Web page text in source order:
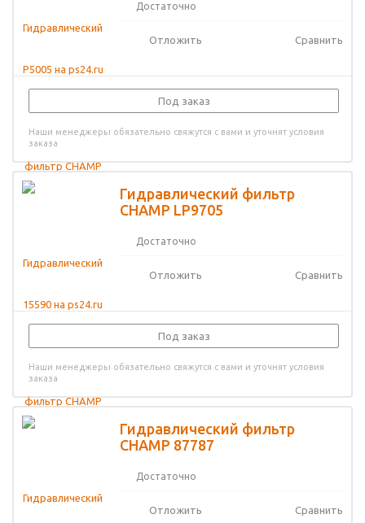
Достаточно
Отложить Сравнить
Под заказ
Наши менеджеры обязательно свяжутся с вами и уточнят условия
заказа
Гидравлический фильтр
CHAMP LP9705
Достаточно
Отложить Сравнить
Под заказ
Наши менеджеры обязательно свяжутся с вами и уточнят условия
заказа
Гидравлический фильтр
CHAMP 87787
Достаточно
Отложить Сравнить